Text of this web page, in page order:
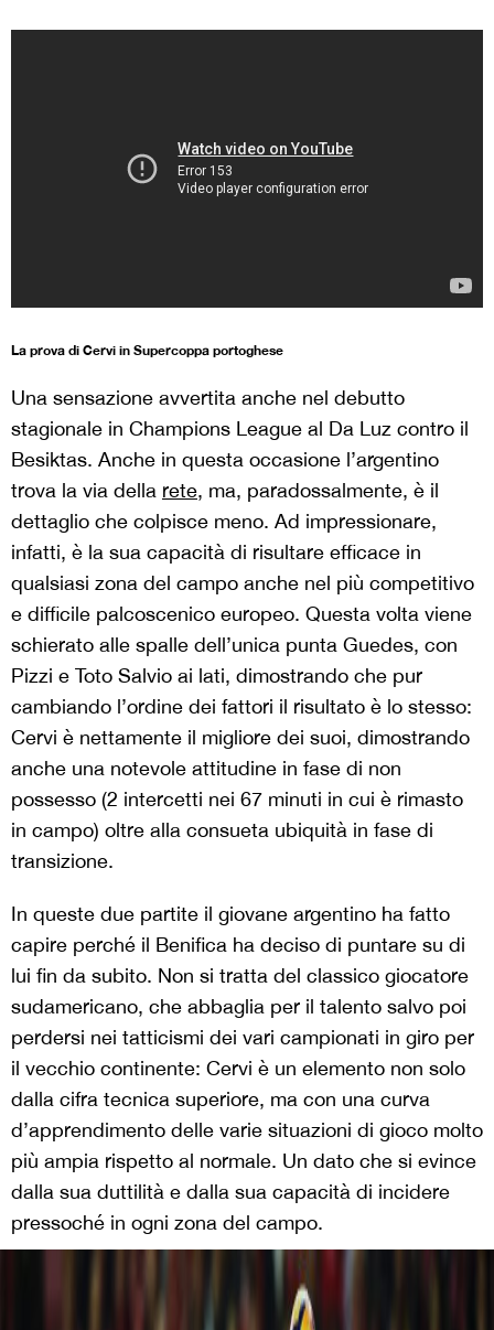
La prova di Cervi in Supercoppa portoghese
Una sensazione avvertita anche nel debutto
stagionale in Champions League al Da Luz contro il
Besiktas. Anche in questa occasione l’argentino
trova la via della rete, ma, paradossalmente, è il
dettaglio che colpisce meno. Ad impressionare,
infatti, è la sua capacità di risultare efficace in
qualsiasi zona del campo anche nel più competitivo
e difficile palcoscenico europeo. Questa volta viene
schierato alle spalle dell’unica punta Guedes, con
Pizzi e Toto Salvio ai lati, dimostrando che pur
cambiando l’ordine dei fattori il risultato è lo stesso:
Cervi è nettamente il migliore dei suoi, dimostrando
anche una notevole attitudine in fase di non
possesso (2 intercetti nei 67 minuti in cui è rimasto
in campo) oltre alla consueta ubiquità in fase di
transizione.
In queste due partite il giovane argentino ha fatto
capire perché il Benifica ha deciso di puntare su di
lui fin da subito. Non si tratta del classico giocatore
sudamericano, che abbaglia per il talento salvo poi
perdersi nei tatticismi dei vari campionati in giro per
il vecchio continente: Cervi è un elemento non solo
dalla cifra tecnica superiore, ma con una curva
d’apprendimento delle varie situazioni di gioco molto
più ampia rispetto al normale. Un dato che si evince
dalla sua duttilità e dalla sua capacità di incidere
pressoché in ogni zona del campo.